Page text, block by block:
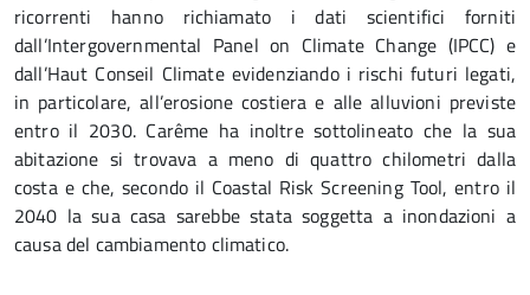
ricorrenti hanno richiamato i dati scientifici forniti
dall’Intergovernmental Panel on Climate Change (IPCC) e
dall’Haut Conseil Climate evidenziando i rischi futuri legati,
in particolare, all’erosione costiera e alle alluvioni previste
entro il 2030. Carême ha inoltre sottolineato che la sua
abitazione si trovava a meno di quattro chilometri dalla
costa e che, secondo il Coastal Risk Screening Tool, entro il
2040 la sua casa sarebbe stata soggetta a inondazioni a
causa del cambiamento climatico.